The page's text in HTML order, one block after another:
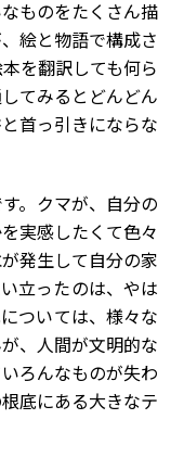
ものをたくさん描
絵と物語で構成さ
を翻訳しても何ら
てみるとどんどん
首っ引きにならな
。クマが、自分の
実感したくて色々
発生して自分の家
立ったのは、やは
ついては、様々な
、人間が文明的な
ろんなものが失わ
底にある大きなテ